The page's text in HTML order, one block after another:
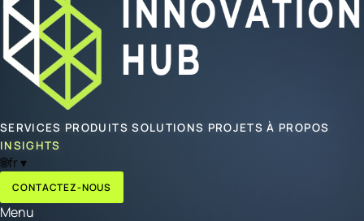
SERVICES PRODUITSSOLUTIONS PROJETSÀ PROPOS
INSIGHTS
🌐fr▾
CONTACTEZ-NOUS
Menu